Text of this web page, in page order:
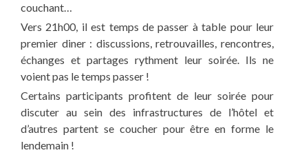
couchant…
Vers 21h00, il est temps de passer à table pour leur
premier diner : discussions, retrouvailles, rencontres,
échanges et partages rythment leur soirée. Ils ne
voient pas le temps passer !
Certains participants profitent de leur soirée pour
discuter au sein des infrastructures de l’hôtel et
d’autres partent se coucher pour être en forme le
lendemain !